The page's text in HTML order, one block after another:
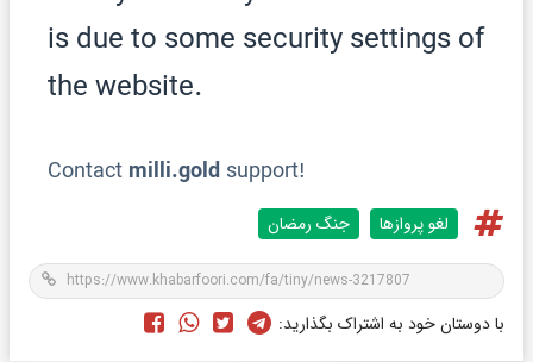
لغو پروازها جنگ رمضان
با دوستان خود به اشتراک بگذارید: